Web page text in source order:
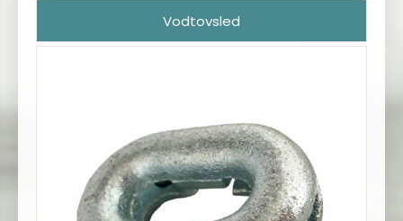
Vodtovsled